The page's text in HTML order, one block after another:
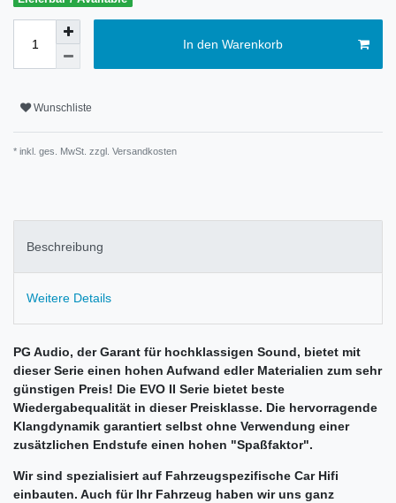
In den Warenkorb
Wunschliste
* inkl. ges. MwSt. zzgl. Versandkosten
Beschreibung
Weitere Details
PG Audio, der Garant für hochklassigen Sound, bietet mit
dieser Serie einen hohen Aufwand edler Materialien zum sehr
günstigen Preis! Die EVO II Serie bietet beste
Wiedergabequalität in dieser Preisklasse. Die hervorragende
Klangdynamik garantiert selbst ohne Verwendung einer
zusätzlichen Endstufe einen hohen "Spaßfaktor".
Wir sind spezialisiert auf Fahrzeugspezifische Car Hifi
einbauten. Auch für Ihr Fahrzeug haben wir uns ganz